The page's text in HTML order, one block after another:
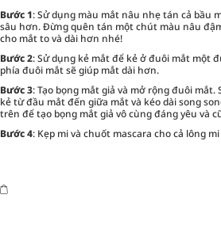
Bước 1: Sử dụng màu mắt nâu nhẹ tán cả bầu
sâu hơn. Đừng quên tán một chút màu nâu
cho mắt to và dài hơn nhé!
Bước 2: Sử dụng kẻ mắt để kẻ ở đuôi mắt một
phía đuôi mắt sẽ giúp mắt dài hơn.
Bước 3: Tạo bọng mắt giả và mở rộng đuôi
kẻ từ đầu mắt đến giữa mắt và kéo dài song
trên để tạo bọng mắt giả vô cùng đáng yêu và
Bước 4: Kẹp mi và chuốt mascara cho cả lông